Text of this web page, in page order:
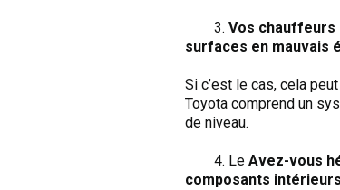
3. Vos chauffeurs
surfaces en mauvais
Si c’est le cas, cela
Toyota comprend un
de niveau.
4. Le Avez-vous
composants